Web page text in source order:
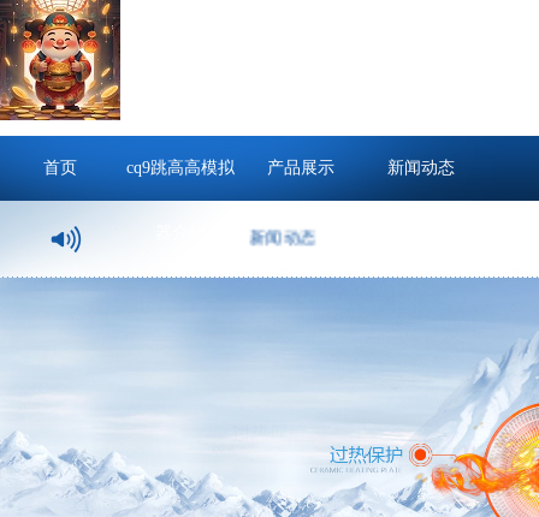
首页 cq9跳高高模拟 产品展示 新闻动态
新闻动态